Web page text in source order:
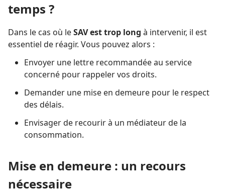
temps ?
Dans le cas où leSAV est trop long à intervenir, il est
essentiel de réagir. Vous pouvez alors :
Envoyer une lettre recommandée au service
concerné pour rappeler vos droits.
Demander une mise en demeure pour le respect
des délais.
Envisager de recourir à un médiateur de la
consommation.
Mise en demeure : un recours
nécessaire